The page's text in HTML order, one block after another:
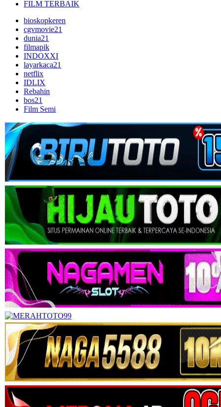
FILM TERBAIK
bioskopkeren
cgvmovie21
dunia21
filmapik
INDOXXI
layarkaca21
netflix
IDLIX
Rebahin
bos21
Film Semi